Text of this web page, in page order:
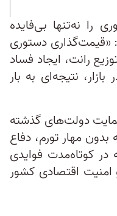
را نه‌تنها بی‌فایده
«قیمت‌گذاری دستوری
رانت، ایجاد فساد
نتیجه‌ای به بار
دولت‌های گذشته
مهار تورم، دفاع
در کوتاه‌مدت فوایدی
امنیت اقتصادی کشور